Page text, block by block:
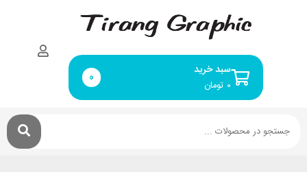
سبد خرید
تومان ۰ 0